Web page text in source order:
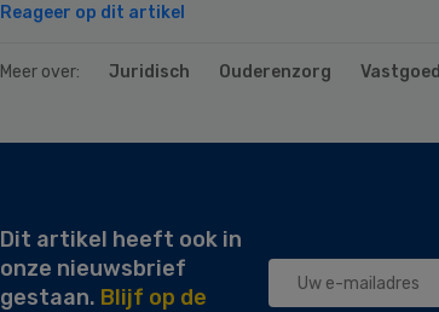
Reageer op dit artikel
Meer over: Juridisch Ouderenzorg Vastgoed
Dit artikel heeft ook in
onze nieuwsbrief
gestaan. Blijf op de